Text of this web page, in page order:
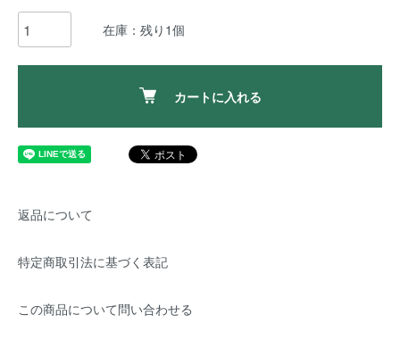
在庫：残り1個
カートに入れる
返品について
特定商取引法に基づく表記
この商品について問い合わせる